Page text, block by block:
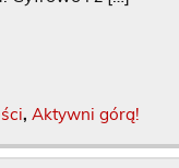
, Aktywni górą!